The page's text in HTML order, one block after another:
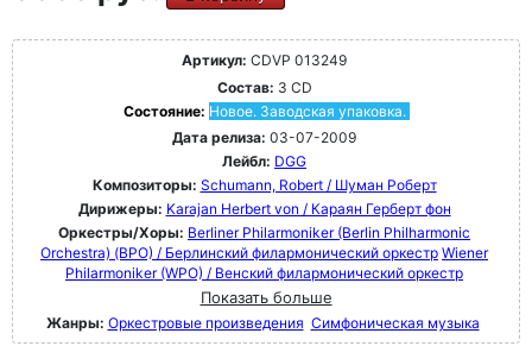
Артикул: CDVP 013249
Состав: 3 CD
Состояние: Новое. Заводская упаковка.
Дата релиза: 03-07-2009
Лейбл: DGG
Композиторы: Schumann, Robert / Шуман Роберт
Дирижеры: Karajan Herbert von / Караян Герберт фон
Оркестры/Хоры: Berliner Philarmoniker (Berlin Philharmonic
Orchestra) (BPO) / Берлинский филармонический оркестр Wiener
Philarmoniker (WPO) / Венский филармонический оркестр
Показать больше
Жанры: Оркестровые произведения Симфоническая музыка